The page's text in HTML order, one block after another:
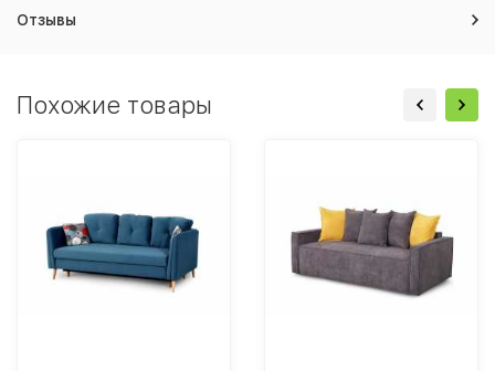
Отзывы
Похожие товары